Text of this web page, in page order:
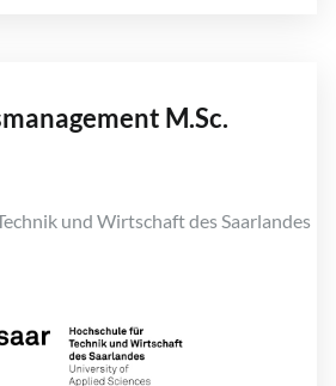
M.Sc.
und Wirtschaft des Saarlandes